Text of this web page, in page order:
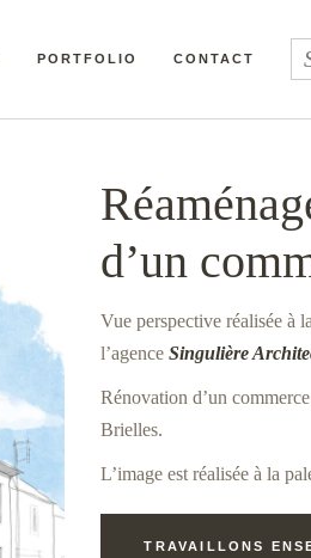
PORTFOLIO CONTACT
d’un
Vue perspective réalisée à
l’agenceSingulière
Rénovation d’un
Brielles.
L’image est réalisée à la
TRAVAILLONS